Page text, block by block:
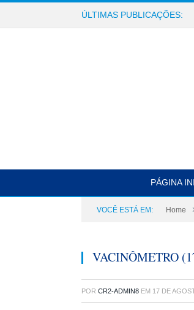
ÚLTIMAS PUBLICAÇÕES:
PÁGINA
VOCÊ ESTÁ EM: Home
VACINÔMETRO
POR CR2-ADMIN8 EM 17 DE